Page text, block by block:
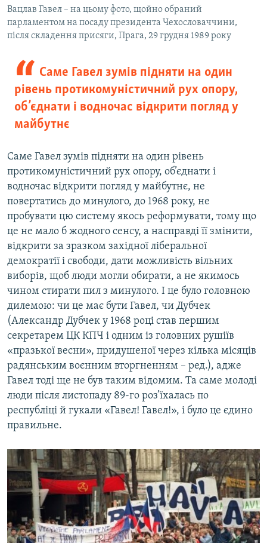
Вацлав Гавел – на цьому фото, щойно обраний
парламентом на посаду президента Чехословаччини,
після складення присяги, Прага, 29 грудня 1989 року
Саме Гавел зумів підняти на один
рівень протикомуністичний рух опору,
об’єднати і водночас відкрити погляд у
майбутнє
Саме Гавел зумів підняти на один рівень
протикомуністичний рух опору, об’єднати і
водночас відкрити погляд у майбутнє, не
повертатись до минулого, до 1968 року, не
пробувати цю систему якось реформувати, тому що
це не мало б жодного сенсу, а насправді її змінити,
відкрити за зразком західної ліберальної
демократії і свободи, дати можливість вільних
виборів, щоб люди могли обирати, а не якимось
чином стирати пил з минулого. І це було головною
дилемою: чи це має бути Гавел, чи Дубчек
(Александр Дубчек у 1968 році став першим
секретарем ЦК КПЧ і одним із головних рушіїв
«празької весни», придушеної через кілька місяців
радянським воєнним вторгненням – ред.), адже
Гавел тоді ще не був таким відомим. Та саме молоді
люди після листопаду 89-го роз’їхалась по
республіці й гукали «Гавел! Гавел!», і було це єдино
правильне.